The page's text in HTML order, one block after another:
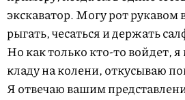
экскаватор. Могу рот рукавом
рыгать, чесаться и держать
Но как только кто-то войдет,
кладу на колени, откусываю
Я отвечаю вашим